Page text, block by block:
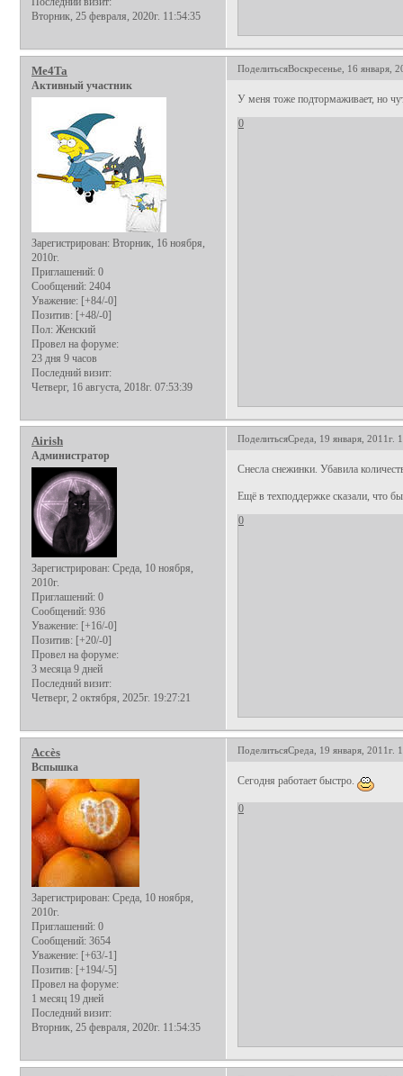
Вторник, 25 февраля, 2020г. 11:54:35
ПоделитьсяВоскресенье, 16 января,
Me4Ta
Активный участник
Зарегистрирован: Вторник, 16 ноября,
2010г.
Приглашений: 0
Сообщений: 2404
Уважение: [+84/-0]
Позитив: [+48/-0]
Пол: Женский
Провел на форуме:
23 дня 9 часов
Последний визит:
Четверг, 16 августа, 2018г. 07:53:39
У меня тоже подтормаживает, но
0
ПоделитьсяСреда, 19 января, 2011г.
Airish
Администратор
Зарегистрирован: Среда, 10 ноября,
2010г.
Приглашений: 0
Сообщений: 936
Уважение: [+16/-0]
Позитив: [+20/-0]
Провел на форуме:
3 месяца 9 дней
Последний визит:
Четверг, 2 октября, 2025г. 19:27:21
Снесла снежинки. Убавила
Ещё в техподдержке сказали, что
0
ПоделитьсяСреда, 19 января, 2011г.
Аccès
Вспышка
Зарегистрирован: Среда, 10 ноября,
2010г.
Приглашений: 0
Сообщений: 3654
Уважение: [+63/-1]
Позитив: [+194/-5]
Провел на форуме:
1 месяц 19 дней
Последний визит:
Вторник, 25 февраля, 2020г. 11:54:35
Сегодня работает быстро.
0